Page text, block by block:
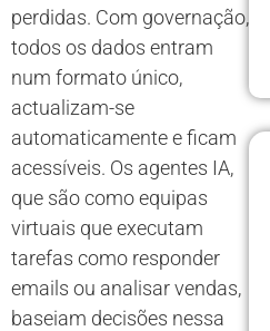
perdidas. Com governação,
todos os dados entram
num formato único,
actualizam-se
automaticamente e ficam
acessíveis. Os agentes IA,
que são como equipas
virtuais que executam
tarefas como responder
emails ou analisar vendas,
baseiam decisões nessa